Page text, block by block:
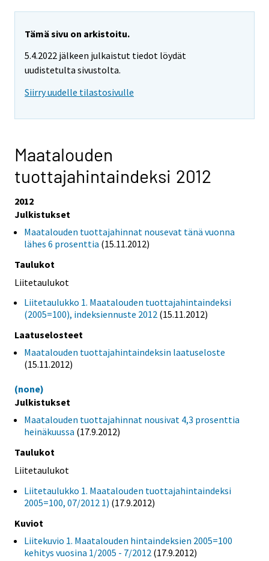
Tämä sivu on arkistoitu.
5.4.2022 jälkeen julkaistut tiedot löydät
uudistetulta sivustolta.
Siirry uudelle tilastosivulle
Maatalouden
tuottajahintaindeksi 2012
2012
Julkistukset
Maatalouden tuottajahinnat nousevat tänä vuonna
lähes 6 prosenttia (15.11.2012)
Taulukot
Liitetaulukot
Liitetaulukko 1. Maatalouden tuottajahintaindeksi
(2005=100), indeksiennuste 2012 (15.11.2012)
Laatuselosteet
Maatalouden tuottajahintaindeksin laatuseloste
(15.11.2012)
(none)
Julkistukset
Maatalouden tuottajahinnat nousivat 4,3 prosenttia
heinäkuussa (17.9.2012)
Taulukot
Liitetaulukot
Liitetaulukko 1. Maatalouden tuottajahintaindeksi
2005=100, 07/2012 1) (17.9.2012)
Kuviot
Liitekuvio 1. Maatalouden hintaindeksien 2005=100
kehitys vuosina 1/2005 - 7/2012 (17.9.2012)